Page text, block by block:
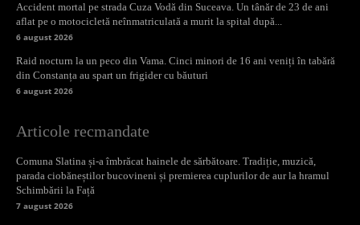
Accident mortal pe strada Cuza Vodă din Suceava. Un tânăr de 23 de ani
aflat pe o motocicletă neînmatriculată a murit la spital după...
6 august 2026
Raid nocturn la un peco din Vama. Cinci minori de 16 ani veniți în tabără
din Constanța au spart un frigider cu băuturi
6 august 2026
Articole recmandate
Comuna Slatina și-a îmbrăcat hainele de sărbătoare. Tradiție, muzică,
parada ciobăneștilor bucovineni și premierea cuplurilor de aur la hramul
Schimbării la Față
7 august 2026